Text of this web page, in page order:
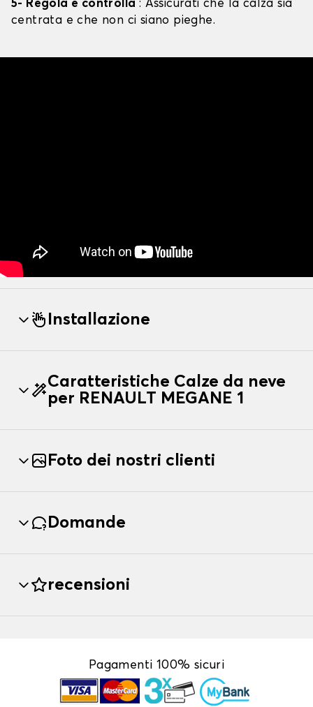
5- Regola e controlla : Assicurati che la calza sia
centrata e che non ci siano pieghe.
Installazione
Caratteristiche Calze da neve
per RENAULT MEGANE 1
Foto dei nostri clienti
Domande
recensioni
Pagamenti 100% sicuri